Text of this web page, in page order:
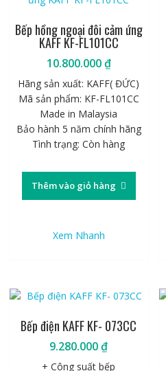
Bếp hồng ngoại đôi cảm ứng
KAFF KF-FL101CC
10.800.000₫
Hãng sản xuất: KAFF( ĐỨC)
Mã sản phẩm: KF-FL101CC
Made in Malaysia
Bảo hành 5 năm chính hãng
Tình trạng: Còn hàng
Thêm vào giỏ hàng
Xem Nhanh
Bếp điện KAFF KF- 073CC
9.280.000₫
+ Công suất bếp